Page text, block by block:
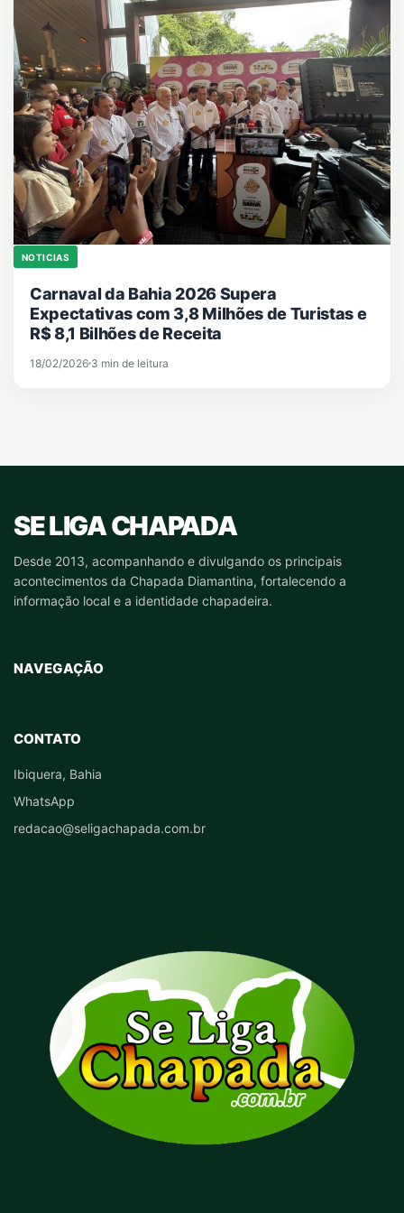
NOTICIAS
Carnaval da Bahia 2026 Supera
Expectativas com 3,8 Milhões de Turistas e
R$ 8,1 Bilhões de Receita
18/02/2026 3 min de leitura
SE LIGA CHAPADA
Desde 2013, acompanhando e divulgando os principais
acontecimentos da Chapada Diamantina, fortalecendo a
informação local e a identidade chapadeira.
NAVEGAÇÃO
CONTATO
Ibiquera, Bahia
WhatsApp
redacao@seligachapada.com.br